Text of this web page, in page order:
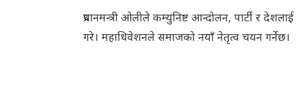
प्रधानमन्त्री ओलीले कम्युनिष्ट आन्दोलन, पार्टी र
गरे। महाधिवेशनले समाजको नयाँ नेतृत्व चयन गर्नेछ।